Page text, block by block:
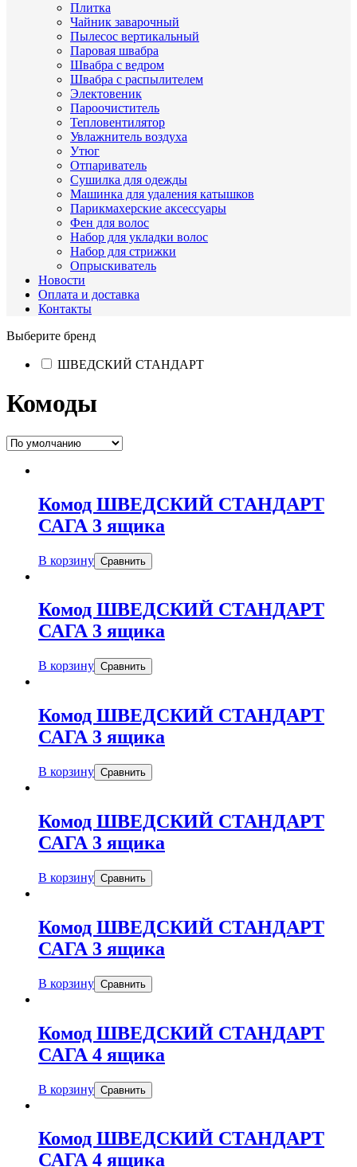
Плитка
Чайник заварочный
Пылесос вертикальный
Паровая швабра
Швабра с ведром
Швабра с распылителем
Электовеник
Пароочиститель
Тепловентилятор
Увлажнитель воздуха
Утюг
Отпариватель
Сушилка для одежды
Машинка для удаления катышков
Парикмахерские аксессуары
Фен для волос
Набор для укладки волос
Набор для стрижки
Опрыскиватель
Новости
Оплата и доставка
Контакты
Выберите бренд
ШВЕДСКИЙ СТАНДАРТ
Комоды
Комод ШВЕДСКИЙ СТАНДАРТ
САГА 3 ящика
В корзину Сравнить
Комод ШВЕДСКИЙ СТАНДАРТ
САГА 3 ящика
В корзину Сравнить
Комод ШВЕДСКИЙ СТАНДАРТ
САГА 3 ящика
В корзину Сравнить
Комод ШВЕДСКИЙ СТАНДАРТ
САГА 3 ящика
В корзину Сравнить
Комод ШВЕДСКИЙ СТАНДАРТ
САГА 3 ящика
В корзину Сравнить
Комод ШВЕДСКИЙ СТАНДАРТ
САГА 4 ящика
В корзину Сравнить
Комод ШВЕДСКИЙ СТАНДАРТ
САГА 4 ящика